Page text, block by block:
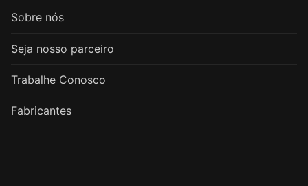
Sobre nós
Seja nosso parceiro
Trabalhe Conosco
Fabricantes